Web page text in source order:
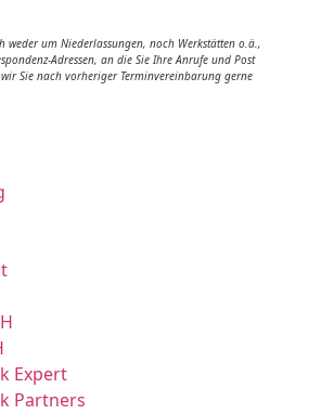
weder um Niederlassungen, noch Werkstätten o.ä.,
Adressen, an die Sie Ihre Anrufe und Post
Sie nach vorheriger Terminvereinbarung gerne
Expert
Partners